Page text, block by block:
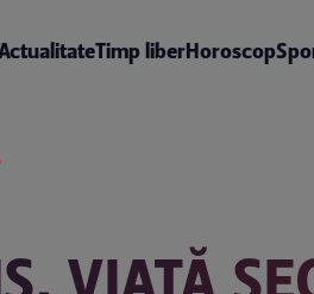
Timp liberHoroscop